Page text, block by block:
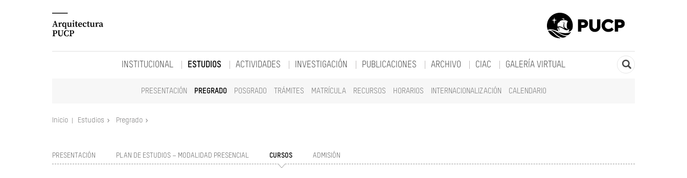
INSTITUCIONAL ESTUDIOS
PRESENTACIÓN PREGRADO POSGRADO TRÁMITES MATRÍCULA RECURSOS HORARIOS INTERNACIONALIZACIÓN CALENDARIO
ACTIVIDADES INVESTIGACIÓN PUBLICACIONES ARCHIVO CIAC GALERÍA VIRTUAL
Inicio Estudios Pregrado
PRESENTACIÓN PLAN DE ESTUDIOS – MODALIDAD PRESENCIAL CURSOS ADMISIÓN